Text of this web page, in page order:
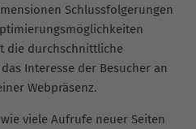
Schlussfolgerungen
die durchschnittliche
Interesse der Besucher an
Webpräsenz.
viele Aufrufe neuer Seiten